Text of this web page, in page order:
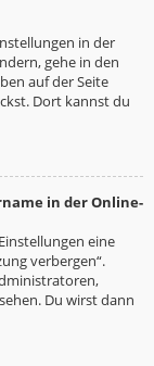
in der
gehe in den
auf der Seite
Dort kannst du
in der Online-
eine
verbergen“.
Du wirst dann